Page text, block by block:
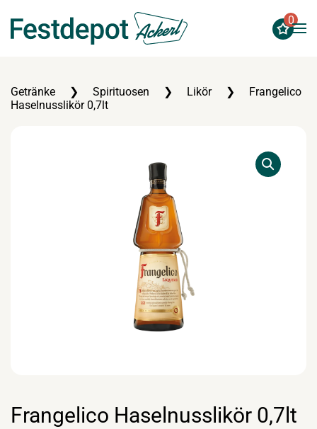
Zum Hauptinhalt springen
0
Getränke Spirituosen Likör
Frangelico
Haselnusslikör 0,7lt
Frangelico Haselnusslikör 0,7lt